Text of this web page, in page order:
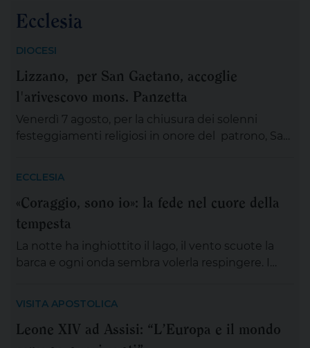
Ecclesia
DIOCESI
Lizzano, per San Gaetano, accoglie
l'arivescovo mons. Panzetta
Venerdì 7 agosto, per la chiusura dei solenni
festeggiamenti religiosi in onore del patrono, San
vedrà il coinvolgimento partecipativo dei fedeli
lizzanesi, dei membri delle confraternite e delle
associazioni, dei gruppi, dei movimenti e delle
aggregazioni ecclesiali, delle […]
ECCLESIA
«Coraggio, sono io»: la fede nel cuore della
tempesta
La notte ha inghiottito il lago, il vento scuote la
barca e ogni onda sembra volerla respingere. I
prende spazio, le certezze si incrinano e perfino
ciò che potrebbe salvarci appare minaccioso.
VISITA APOSTOLICA
Leone XIV ad Assisi: “L’Europa e il mondo